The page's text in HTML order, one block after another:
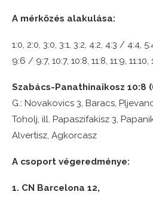
A mérkőzés alakulása:
1:0, 2:0, 3:0, 3:1, 3:2, 4:2, 4:3 / 4:4,
9:6 / 9:7, 10:7, 10:8, 11:8, 11:9, 11:10,
Szabács-Panathinaikosz 10:8
G.: Novakovics 3, Baracs,
Toholj, ill. Papaszifakisz 3,
Alvertisz, Agkorcasz
A csoport végeredménye:
1. CN Barcelona 12,